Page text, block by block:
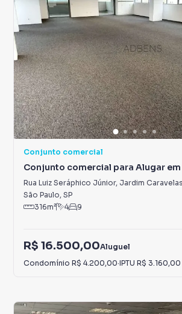
Conjunto comercial
Conjunto comercial para Alugar
Caravelas
Rua Luiz Seráphico Júnior, Jardim Caravelas
São Paulo, SP
316m² 4 9
R$ 16.500,00Aluguel
Condomínio R$ 4.200,00·IPTU R$ 3.160,00